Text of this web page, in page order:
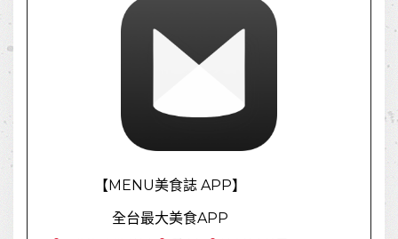
【MENU美食誌 APP】
全台最大美食APP